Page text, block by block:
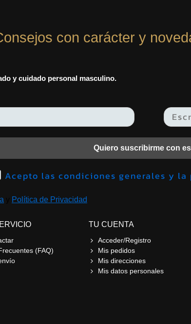
con carácter y
y cuidado personal masculino.
Quiero suscribirme con
Acepto las condiciones
Política de Privacidad
(FAQ)
TU CUENTA
Acceder/Registro
Mis pedidos
Mis direcciones
Mis datos personales